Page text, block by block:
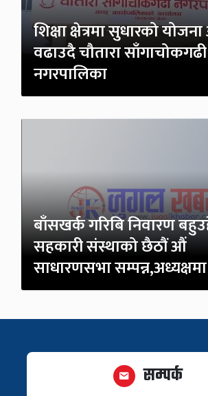
शिक्षा क्षेत्रमा सुधारको
वढाउदै चौतारा साँगाचोकगढी
नगरपालिका
बाँसखर्क गरिबि निवारण
सहकारी संस्थाको छैठौं औं
साधारणसभा सम्पन्न,अध्यक्षमा
सम्पर्क